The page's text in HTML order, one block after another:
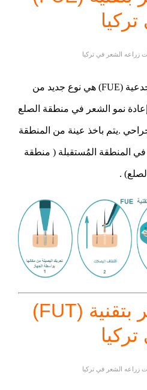
زراعه الشعر في تركيا
زراعة الشعر بالخلية الجدعية (FUE) هي نوع جديد من
نمو الشعر في منطقة الصلع
جراحي .يتم باخذ عينة من المنطقة
في المنطقة المُستقبلة ( منطقة
الصلع) .
زراعة الشعر بتقنية (FUT)
زراعه الشعر في تركيا